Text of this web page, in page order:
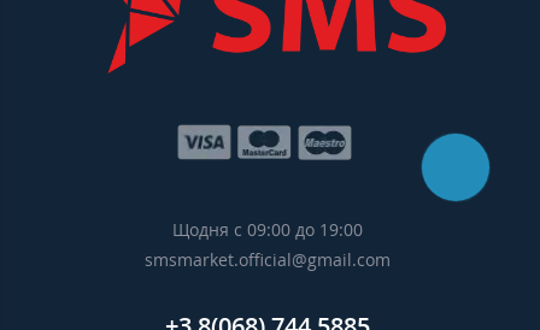
Щодня с 09:00 до 19:00
smsmarket.official@gmail.com